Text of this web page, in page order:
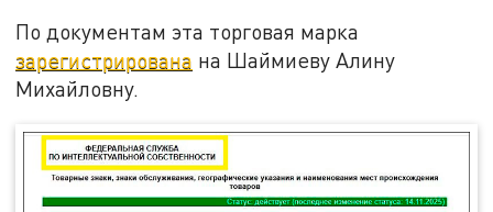
По документам эта торговая марка
зарегистрирована на Шаймиеву Алину
Михайловну.